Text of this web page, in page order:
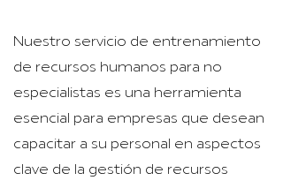
Nuestro servicio de entrenamiento
de recursos humanos para no
especialistas es una herramienta
esencial para empresas que desean
capacitar a su personal en aspectos
clave de la gestión de recursos